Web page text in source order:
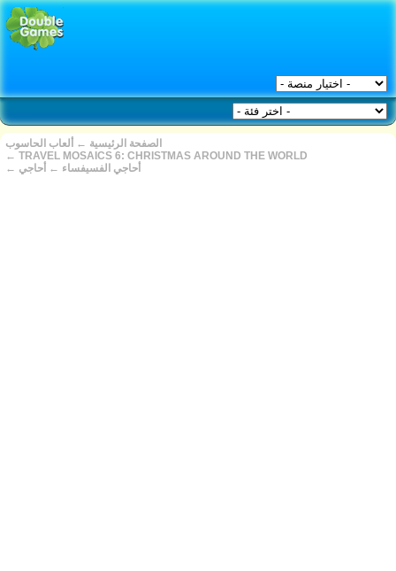
الصفحة الرئيسية ←
ألعاب الحاسوب
← TRAVEL MOSAICS 6: CHRISTMAS AROUND THE WORLD
←
أحاجي الفسيفساء ← أحاجي